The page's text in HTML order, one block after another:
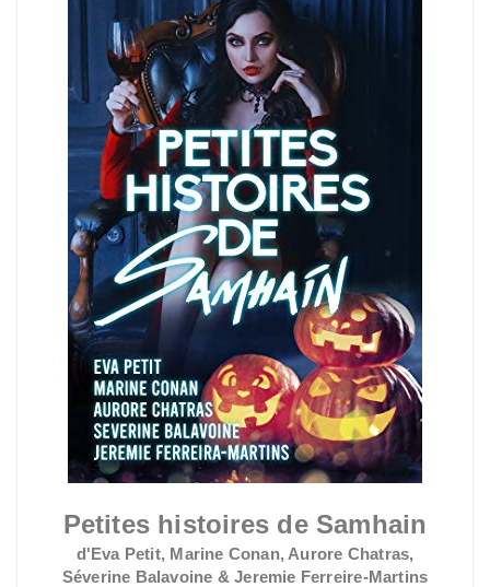
Petites histoires de Samhain
d'Eva Petit, Marine Conan, Aurore Chatras,
Séverine Balavoine & Jeremie Ferreire-Martins